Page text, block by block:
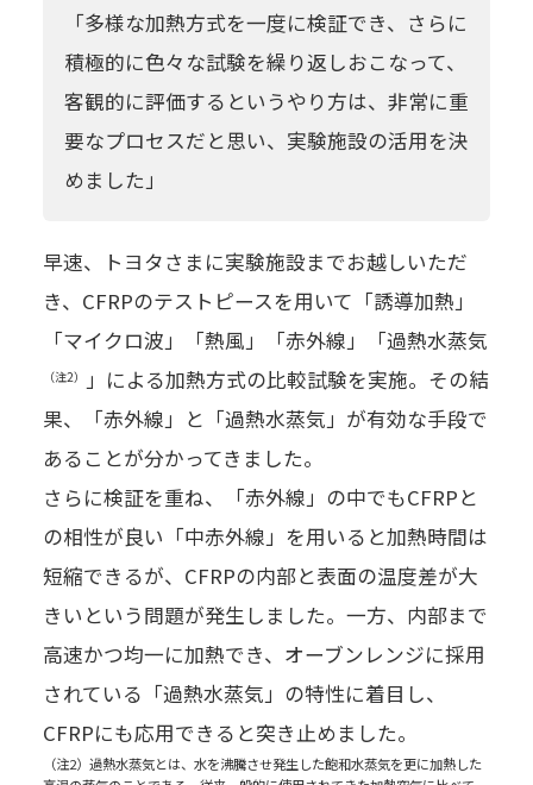
「多様な加熱方式を一度に検証でき、さらに
積極的に色々な試験を繰り返しおこなって、
客観的に評価するというやり方は、非常に重
要なプロセスだと思い、実験施設の活用を決
めました」
早速、トヨタさまに実験施設までお越しいただ
き、CFRPのテストピースを用いて「誘導加熱」
「マイクロ波」「熱風」「赤外線」「過熱水蒸気
（注2） 」による加熱方式の比較試験を実施。その結
果、「赤外線」と「過熱水蒸気」が有効な手段で
あることが分かってきました。
さらに検証を重ね、「赤外線」の中でもCFRPと
の相性が良い「中赤外線」を用いると加熱時間は
短縮できるが、CFRPの内部と表面の温度差が大
きいという問題が発生しました。一方、内部まで
高速かつ均一に加熱でき、オーブンレンジに採用
されている「過熱水蒸気」の特性に着目し、
CFRPにも応用できると突き止めました。
（注2）過熱水蒸気とは、水を沸騰させ発生した飽和水蒸気を更に加熱した